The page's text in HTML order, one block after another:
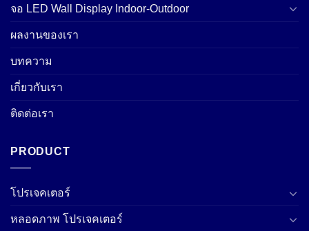
จอ LED Wall Display Indoor-Outdoor
ผลงานของเรา
บทความ
เกี่ยวกับเรา
ติดต่อเรา
PRODUCT
โปรเจคเตอร์
หลอดภาพ โปรเจคเตอร์